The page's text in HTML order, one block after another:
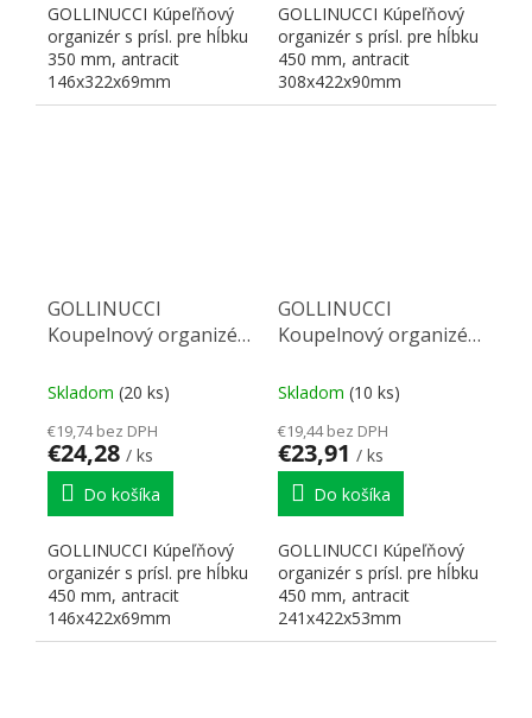
GOLLINUCCI Kúpeľňový
organizér s prísl. pre hĺbku
350 mm, antracit
146x322x69mm
šírka=146mm
GOLLINUCCI Kúpeľňový
organizér s prísl. pre hĺbku
450 mm, antracit
308x422x90mm
šírka=308mm
GOLLINUCCI
Koupelnový organizér
450mm
antracit
Skladom (20 ks)
€19,74 bez DPH
€24,28 / ks
Do košíka
GOLLINUCCI Kúpeľňový
organizér s prísl. pre hĺbku
450 mm, antracit
146x422x69mm
šírka=146mm
GOLLINUCCI
Koupelnový organizér
450mm
antracit
Skladom (10 ks)
€19,44 bez DPH
€23,91 / ks
Do košíka
GOLLINUCCI Kúpeľňový
organizér s prísl. pre hĺbku
450 mm, antracit
241x422x53mm
šírka=241mm